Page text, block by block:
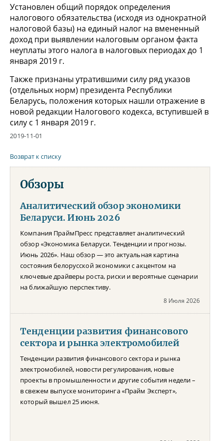
Установлен общий порядок определения
налогового обязательства (исходя из однократной
налоговой базы) на единый налог на вмененный
доход при выявлении налоговым органом факта
неуплаты этого налога в налоговых периодах до 1
января 2019 г.
Также признаны утратившими силу ряд указов
(отдельных норм) президента Республики
Беларусь, положения которых нашли отражение в
новой редакции Налогового кодекса, вступившей в
силу с 1 января 2019 г.
2019-11-01
Возврат к списку
Обзоры
Аналитический обзор экономики
Беларуси. Июнь 2026
Компания ПраймПресс представляет аналитический
обзор «Экономика Беларуси. Тенденции и прогнозы.
Июнь 2026». Наш обзор — это актуальная картина
состояния белорусской экономики с акцентом на
ключевые драйверы роста, риски и вероятные сценарии
на ближайшую перспективу.
8 Июля 2026
Тенденции развития финансового
сектора и рынка электромобилей
Тенденции развития финансового сектора и рынка
электромобилей, новости регулирования, новые
проекты в промышленности и другие события недели –
в свежем выпуске мониторинга «Прайм Эксперт»,
который вышел 25 июня.